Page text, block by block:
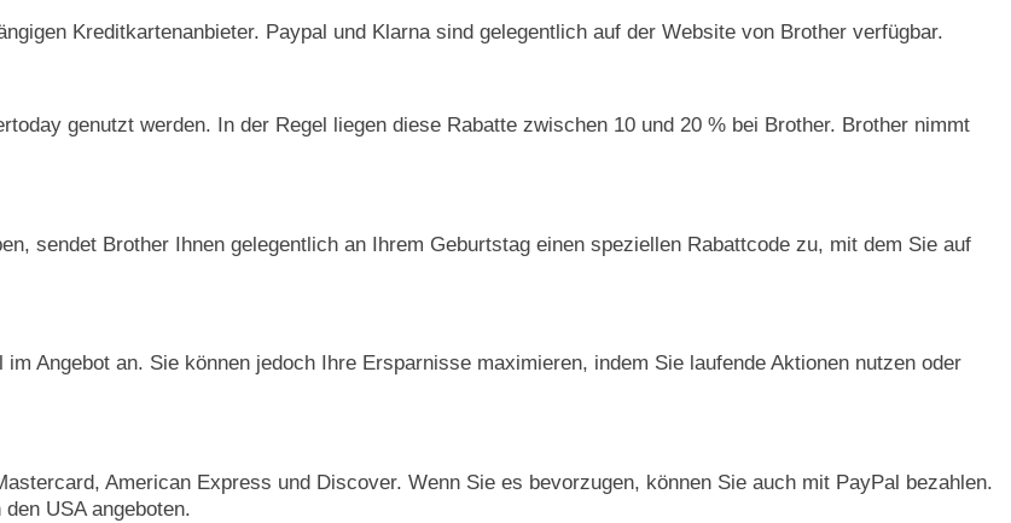
Kreditkartenanbieter. Paypal und Klarna sind gelegentlich auf der Website von Brother verfügbar.
genutzt werden. In der Regel liegen diese Rabatte zwischen 10 und 20 % bei Brother. Brother nimmt
sendet Brother Ihnen gelegentlich an Ihrem Geburtstag einen speziellen Rabattcode zu, mit dem Sie auf
Angebot an. Sie können jedoch Ihre Ersparnisse maximieren, indem Sie laufende Aktionen nutzen oder
American Express und Discover. Wenn Sie es bevorzugen, können Sie auch mit PayPal bezahlen.
USA angeboten.